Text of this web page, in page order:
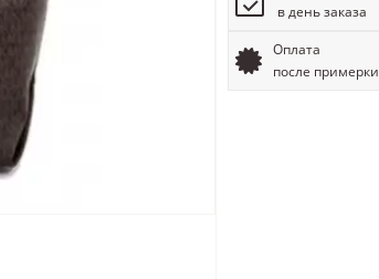
в день заказа
Оплата
после примерки